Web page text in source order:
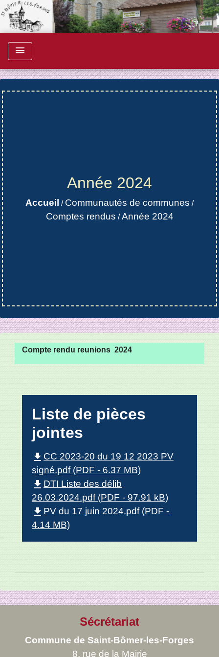
menu
Année 2024
Accueil / Communautés de communes /
Comptes rendus /Année 2024
Compte rendu reunions 2024
Liste de pièces
jointes
file_download CC 2023-20 du 19 12 2023 PV
signé.pdf (PDF - 6.37 MB)
file_download DTI Liste des délib
26.03.2024.pdf (PDF - 97.91 kB)
file_download PV du 17 juin 2024.pdf (PDF -
4.14 MB)
Sécrétariat
Commune de Saint-Bômer-les-Forges
8, rue de la Mairie